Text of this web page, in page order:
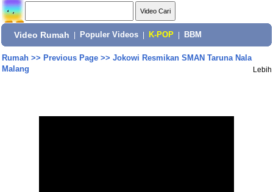
Video Rumah Populer Videos K-POP BBM
Rumah>> Previous Page>> Jokowi Resmikan SMAN Taruna Nala
Malang
Lebih